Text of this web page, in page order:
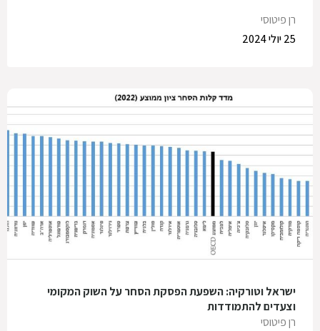
רן פיטוסי
25 יולי 2024
ישראל וטורקיה: השפעת הפסקת הסחר על השוק המקומי
וצעדים להתמודדות
רן פיטוסי